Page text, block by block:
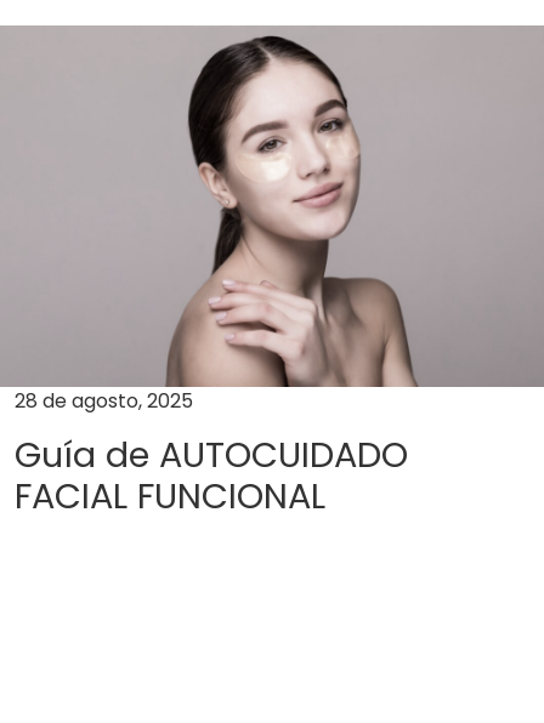
28 de agosto, 2025
Guía de AUTOCUIDADO
FACIAL FUNCIONAL